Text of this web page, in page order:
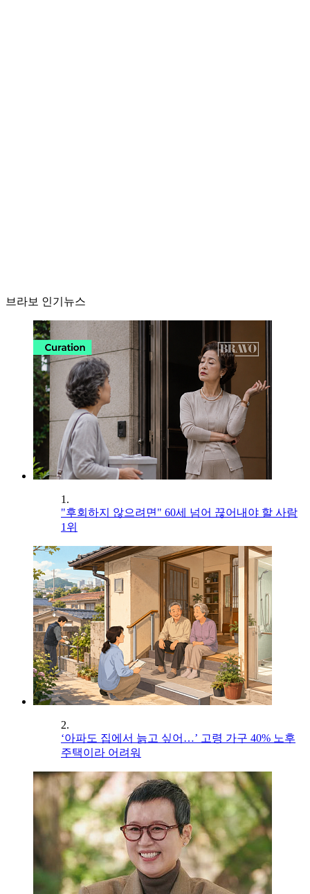
브라보 인기뉴스
1.
"후회하지 않으려면" 60세 넘어 끊어내야 할 사람
1위
2.
‘아파도 집에서 늙고 싶어…’ 고령 가구 40% 노후
주택이라 어려워